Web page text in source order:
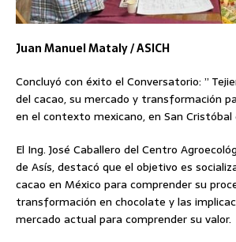
Juan Manuel Mataly / ASICH
Concluyó con éxito el Conversatorio: ”
del cacao, su mercado y transformación
en el contexto mexicano, en San Cristóbal
El Ing. José Caballero del Centro
de Asís, destacó que el objetivo es
cacao en México para comprender su
transformación en chocolate y las
mercado actual para comprender su valor.